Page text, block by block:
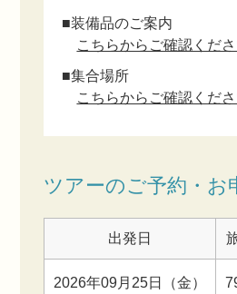
■装備品のご案内
こちらからご確認くださ
■集合場所
こちらからご確認くださ
ツアーのご予約・お
出発日
2026年09月25日（金）